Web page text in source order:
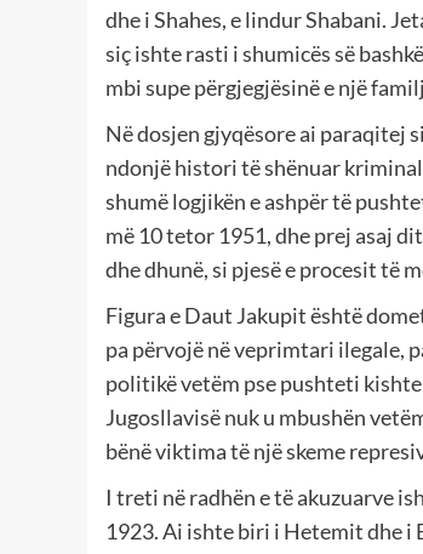
dhe i Shahes, e lindur Shabani.
siç ishte rasti i shumicës së
mbi supe përgjegjësinë e një
Në dosjen gjyqësore ai paraqitej
ndonjë histori të shënuar
shumë logjikën e ashpër të
më 10 tetor 1951, dhe prej asaj
dhe dhunë, si pjesë e procesit të
Figura e Daut Jakupit është
pa përvojë në veprimtari ilegale,
politikë vetëm pse pushteti
Jugosllavisë nuk u mbushën
bënë viktima të një skeme
I treti në radhën e të akuzuarve
1923. Ai ishte biri i Hetemit dhe i